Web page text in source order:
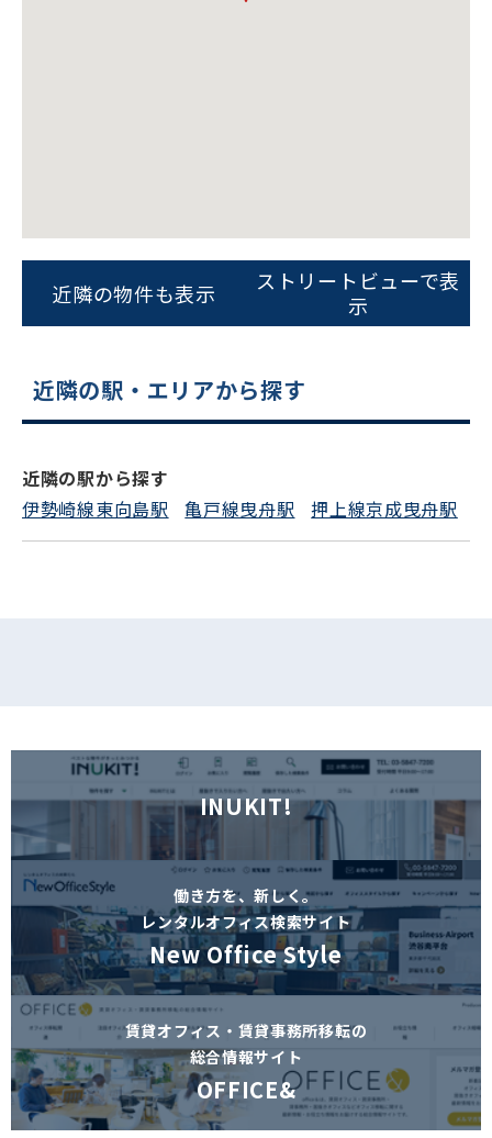
ビルコード：172272
をお伝えいただくと
スムーズにご案内できます
平日 9:00〜18:00
フォームでお問い合わせ
近隣の物件も表示
ストリートビューで表
示
近隣の駅・エリアから探す
近隣の駅から探す
伊勢崎線東向島駅
亀戸線曳舟駅 押上線京成曳舟駅
INUKIT!
働き方を、新しく。
レンタルオフィス検索サイト
New Office Style
賃貸オフィス・賃貸事務所移転の
総合情報サイト
OFFICE&